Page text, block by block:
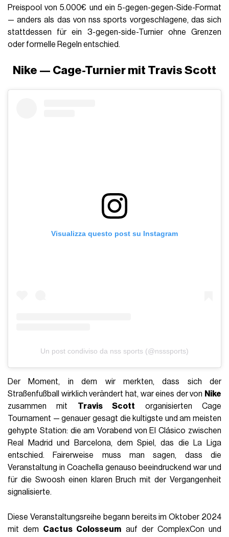
Preispool von 5.000€ und ein 5-gegen-gegen-Side-Format
— anders als das von nss sports vorgeschlagene, das sich
stattdessen für ein 3-gegen-side-Turnier ohne Grenzen
oder formelle Regeln entschied.
Nike — Cage-Turnier mit Travis Scott
Visualizza questo post su Instagram
Un post condiviso da nss sports (@nsssports)
Der Moment, in dem wir merkten, dass sich der
Straßenfußball wirklich verändert hat, war eines der von Nike
zusammen mit Travis Scott organisierten Cage
Tournament — genauer gesagt die kultigste und am meisten
gehypte Station: die am Vorabend von El Clásico zwischen
Real Madrid und Barcelona, dem Spiel, das die La Liga
entschied. Fairerweise muss man sagen, dass die
Veranstaltung in Coachella genauso beeindruckend war und
für die Swoosh einen klaren Bruch mit der Vergangenheit
signalisierte.
Diese Veranstaltungsreihe begann bereits im Oktober 2024
mit dem Cactus Colosseum auf der ComplexCon und